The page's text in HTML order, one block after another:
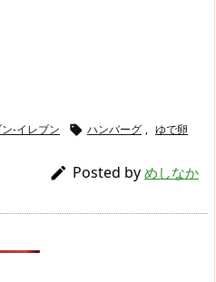
-イレブン  ハンバーグ , ゆで卵
 Posted by めしなか